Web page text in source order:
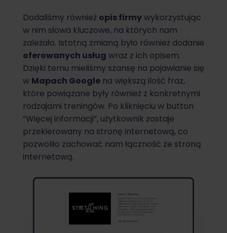
Dodaliśmy również opis firmywykorzystując
w nim słowa kluczowe, na których nam
zależało. Istotną zmianą było również dodanie
oferowanych usług wraz z ich opisem.
Dzięki temu mieliśmy szansę na pojawianie się
w Mapach Google na większą ilość fraz,
które powiązane były również z konkretnymi
rodzajami treningów. Po kliknięciu w button
“Więcej informacji”, użytkownik zostaje
przekierowany na stronę internetową, co
pozwoliło zachować nam łączność ze stroną
internetową.